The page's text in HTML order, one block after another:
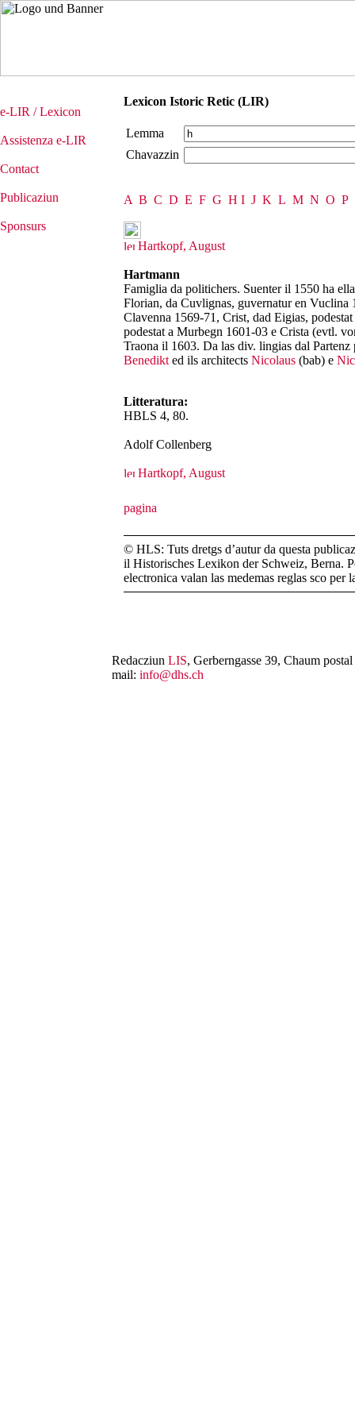
e-LIR / Lexicon
Assistenza e-LIR
Contact
Publicaziun
Sponsurs
Lexicon Istoric Retic (LIR)
Lemma
Chavazzin
A B C D E F G H I J K L M N O P
Hartkopf, August
Hartmann
Famiglia da politichers. Suenter il 1550 ha
Florian, da Cuvlignas, guvernatur en Vuclina
Clavenna 1569-71, Crist, dad Eigias,
podestat a Murbegn 1601-03 e Crista (evtl.
Traona il 1603. Da las div. lingias dal
Benedikted ils architects Nicolaus(bab) e
Litteratura:
HBLS 4, 80.
Adolf Collenberg
Hartkopf, August
© HLS: Tuts dretgs d’autur da questa
il Historisches Lexikon der Schweiz, Berna.
electronica valan las medemas reglas sco per
Redacziun LIS, Gerberngasse 39, Chaum
mail: info@dhs.ch